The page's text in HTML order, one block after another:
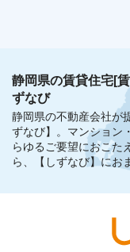
静岡県の賃貸住宅[
ずなび
静岡県の不動産会社が
ずなび】。 マンション
らゆるご要望におこた
ら、【しずなび】にお